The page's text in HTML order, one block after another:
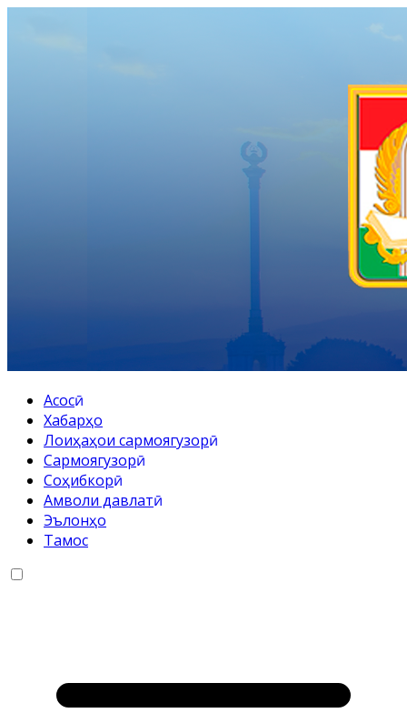
Асосӣ
Хабарҳо
Лоиҳаҳои сармоягузорӣ
Cармоягузорӣ
Соҳибкорӣ
Амволи давлатӣ
Эълонҳо
Тамос